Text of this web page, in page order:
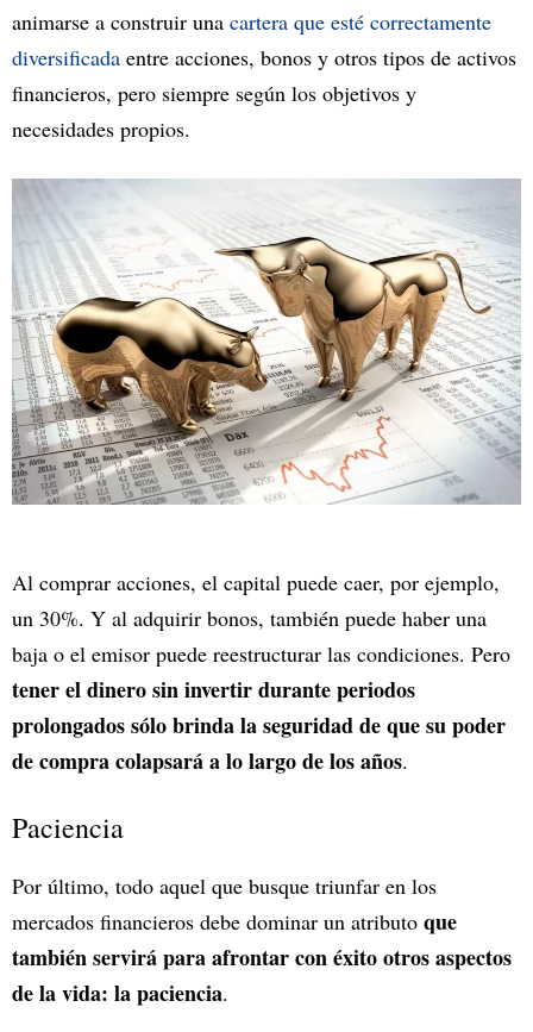
animarse a construir una cartera que esté correctamente
diversificada entre acciones, bonos y otros tipos de activos
financieros, pero siempre según los objetivos y
necesidades propios.
Al comprar acciones, el capital puede caer, por ejemplo,
un 30%. Y al adquirir bonos, también puede haber una
baja o el emisor puede reestructurar las condiciones. Pero
tener el dinero sin invertir durante periodos
prolongados sólo brinda la seguridad de que su poder
de compra colapsará a lo largo de los años.
Paciencia
Por último, todo aquel que busque triunfar en los
mercados financieros debe dominar un atributo que
también servirá para afrontar con éxito otros aspectos
de la vida: la paciencia.